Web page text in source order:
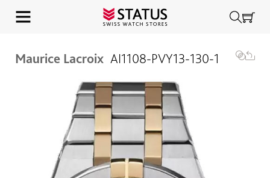
Maurice Lacroix AI1108-PVY13-130-1